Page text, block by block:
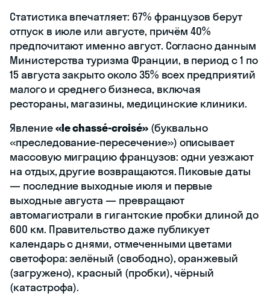
Статистика впечатляет: 67% французов берут
отпуск в июле или августе, причём 40%
предпочитают именно август. Согласно данным
Министерства туризма Франции, в период с 1 по
15 августа закрыто около 35% всех предприятий
малого и среднего бизнеса, включая
рестораны, магазины, медицинские клиники.
Явление«le chassé-croisé»(буквально
«преследование-пересечение») описывает
массовую миграцию французов: одни уезжают
на отдых, другие возвращаются. Пиковые даты
— последние выходные июля и первые
выходные августа — превращают
автомагистрали в гигантские пробки длиной до
600 км. Правительство даже публикует
календарь с днями, отмеченными цветами
светофора: зелёный (свободно), оранжевый
(загружено), красный (пробки), чёрный
(катастрофа).